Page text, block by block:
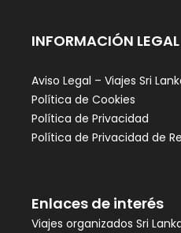
INFORMACIÓN LEGAL
Aviso Legal – Viajes Sri
Política de Cookies
Política de Privacidad
Política de Privacidad de
Enlaces de interés
Viajes organizados Sri